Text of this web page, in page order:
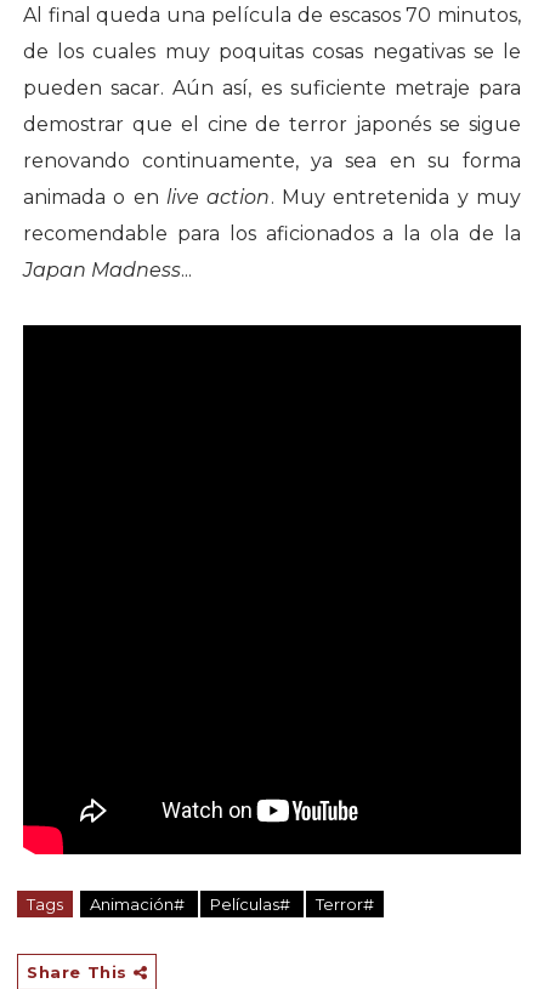
Al final queda una película de escasos 70 minutos,
de los cuales muy poquitas cosas negativas se le
pueden sacar. Aún así, es suficiente metraje para
demostrar que el cine de terror japonés se sigue
renovando continuamente, ya sea en su forma
animada o enlive action. Muy entretenida y muy
recomendable para los aficionados a la ola de la
Japan Madness...
Tags Animación# Películas# Terror#
Share This